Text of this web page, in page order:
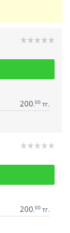
200.00 тг.
200.00 тг.